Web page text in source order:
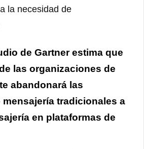
la necesidad de
de Gartner estima que
las organizaciones de
abandonará las
tradicionales a
en plataformas de